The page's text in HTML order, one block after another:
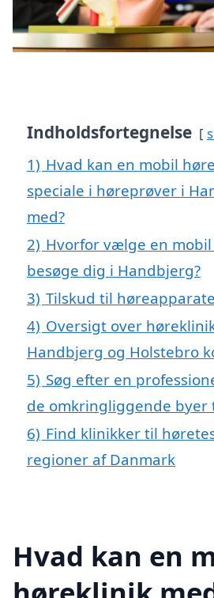
Indholdsfortegnelse
1) Hvad kan en mobil
speciale i høreprøver i
med?
2) Hvorfor vælge en
besøge dig i Handbjerg?
3) Tilskud til
4) Oversigt over
Handbjerg og Holstebro
5) Søg efter en
de omkringliggende byer
6) Find klinikker til
regioner af Danmark
Hvad kan en